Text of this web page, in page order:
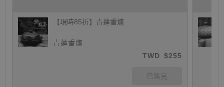
【現時85折】青蓮香爐
青蓮香爐
TWD $255